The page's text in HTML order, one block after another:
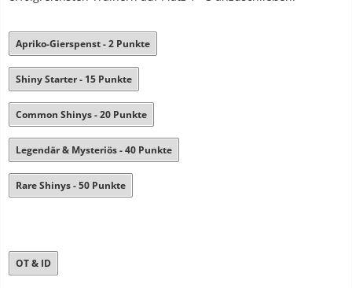
Apriko-Gierspenst - 2 Punkte
Shiny Starter - 15 Punkte
Common Shinys - 20 Punkte
Legendär & Mysteriös - 40 Punkte
Rare Shinys - 50 Punkte
OT & ID